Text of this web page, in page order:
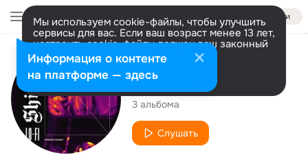
Войти
Мы используем cookie-файлы, чтобы улучшить
сервисы для вас. Если ваш возраст менее 13 лет,
настроить cookie-файлы должен ваш законный
представитель. Больше информации
Разрешить все Настроить
Исполнитель
Perfectionist
3 альбома
Слушать
Информация о контенте
на платформе — здесь